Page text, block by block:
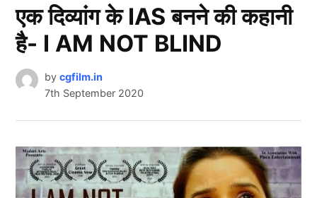
एक दिव्यांग के IAS बनने की कहानी
है- I AM NOT BLIND
by cgfilm.in
7th September 2020